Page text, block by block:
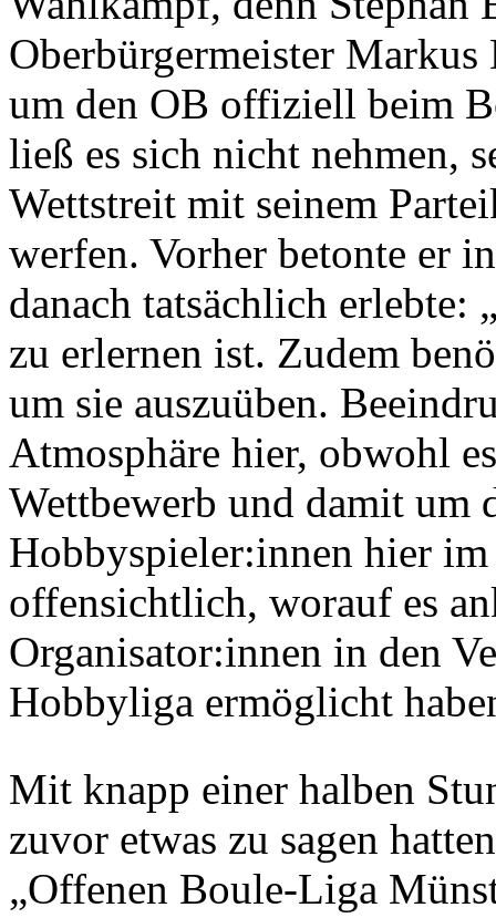
Oberbürgermeister
um den OB offiziell beim
ließ es sich nicht nehmen,
Wettstreit mit seinem
werfen. Vorher betonte er
danach tatsächlich
zu erlernen ist. Zudem
um sie auszuüben.
Atmosphäre hier, obwohl
Wettbewerb und damit um
Hobbyspieler:innen hier
offensichtlich, worauf es
Organisator:innen in den
Hobbyliga ermöglicht
Mit knapp einer halben
zuvor etwas zu sagen
„Offenen Boule-Liga